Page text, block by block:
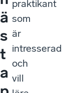
ä
s
t
a
praktikant
som
är
intresserad
och
vill